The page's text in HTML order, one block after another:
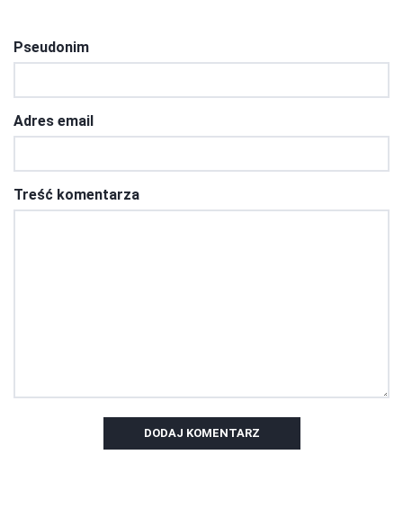
Pseudonim
Adres email
Treść komentarza
DODAJ KOMENTARZ